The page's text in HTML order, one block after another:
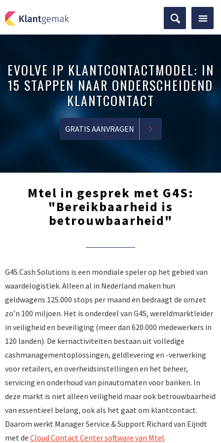
EVOLVE IP KLANTCONTACTMODEL: IN
15 STAPPEN NAAR ONDERSCHEIDEND
KLANTCONTACT
GRATIS AANVRAGEN
Mtel in gesprek met G4S:
"Bereikbaarheid is
betrouwbaarheid"
G4S Cash Solutions is een mondiale speler op het gebied van
waardelogistiek. Alleen al in Nederland maken hun
geldwagens 125.000 stops per maand en bedraagt de omzet
zo’n 100 miljoen. Het is onderdeel van G4S, wereldmarktleider
in veiligheid en beveiliging (meer dan 620.000 medewerkers in
120 landen). De kernactiviteiten bestaan uit volledige
cashmanagementoplossingen, geldlevering en -verwerking
voor retailers, en overheidsinstellingen en het beheer,
servicing en onderhoud van pinautomaten voor banken. In
deze markt is niet alleen veiligheid maar ook betrouwbaarheid
van essentieel belang, ook als het gaat om klantcontact.
Daarom werkt Manager Service & Support Richard van Eijndt
met de Cloud Contact Center software van Mtel.